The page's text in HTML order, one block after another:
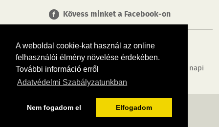
A weboldal cookie-kat használ az online
felhasználói élmény növelése érdekében.
További információ erről
Adatvédelmi Szabályzatunkban
Nem fogadom el Elfogadom
Kövess minket a Facebook-on
Tudj meg többet városodról! Hírek, programok, képek, napi
menü, cégek…. és minden, ami Győr
MÉDIAAJÁNLÓ ADATVÉDELEM IMPRESSZUM RÓLUNK